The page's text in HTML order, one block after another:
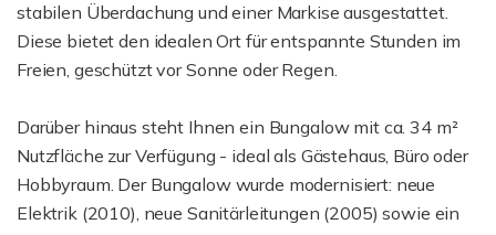
stabilen Überdachung und einer Markise ausgestattet.
Diese bietet den idealen Ort für entspannte Stunden im
Freien, geschützt vor Sonne oder Regen.
Darüber hinaus steht Ihnen ein Bungalow mit ca. 34 m²
Nutzfläche zur Verfügung - ideal als Gästehaus, Büro oder
Hobbyraum. Der Bungalow wurde modernisiert: neue
Elektrik (2010), neue Sanitärleitungen (2005) sowie ein